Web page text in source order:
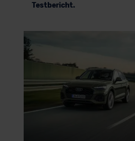
Testbericht.